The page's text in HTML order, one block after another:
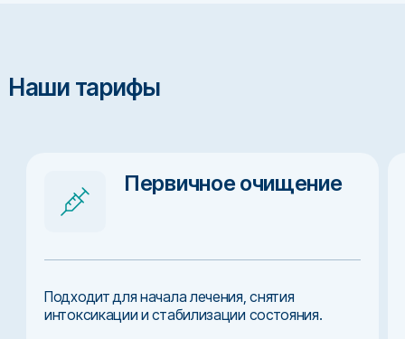
Наши тарифы
Первичное очищение
Подходит для начала лечения, снятия
интоксикации и стабилизации состояния.